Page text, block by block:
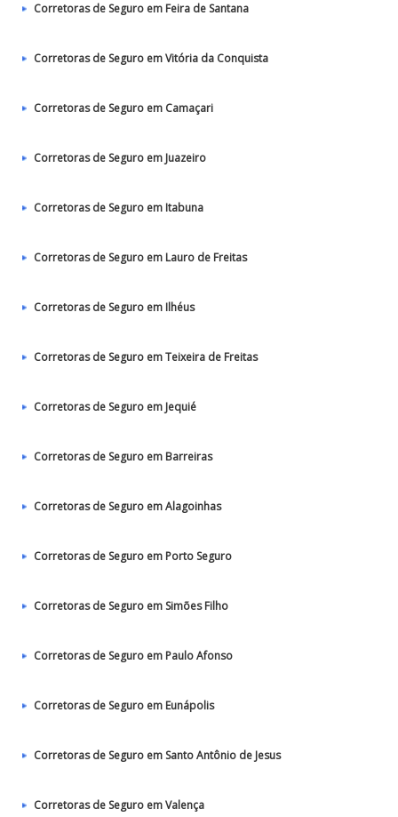
Corretoras de Seguro em Feira de Santana
Corretoras de Seguro em Vitória da Conquista
Corretoras de Seguro em Camaçari
Corretoras de Seguro em Juazeiro
Corretoras de Seguro em Itabuna
Corretoras de Seguro em Lauro de Freitas
Corretoras de Seguro em Ilhéus
Corretoras de Seguro em Teixeira de Freitas
Corretoras de Seguro em Jequié
Corretoras de Seguro em Barreiras
Corretoras de Seguro em Alagoinhas
Corretoras de Seguro em Porto Seguro
Corretoras de Seguro em Simões Filho
Corretoras de Seguro em Paulo Afonso
Corretoras de Seguro em Eunápolis
Corretoras de Seguro em Santo Antônio de Jesus
Corretoras de Seguro em Valença